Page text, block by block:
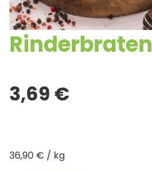
Rinderbraten
3,69 €
36,90 € / kg